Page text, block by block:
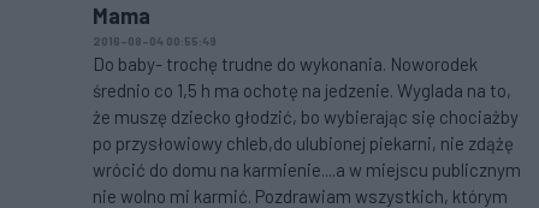
Mama
2016-08-04 00:55:49
Do baby- trochę trudne do wykonania. Noworodek
średnio co 1,5 h ma ochotę na jedzenie. Wyglada na to,
że muszę dziecko głodzić, bo wybierając się chociażby
po przysłowiowy chleb,do ulubionej piekarni, nie zdążę
wrócić do domu na karmienie....a w miejscu publicznym
nie wolno mi karmić. Pozdrawiam wszystkich, którym